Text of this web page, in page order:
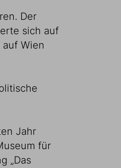
Der
sich auf
Wien
Jahr
für
„Das